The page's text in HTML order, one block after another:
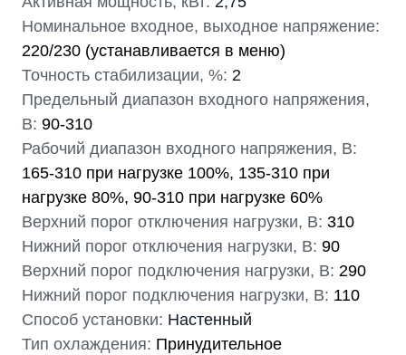
Номинальное входное, выходное напряжение:
220/230 (устанавливается в меню)
Точность стабилизации, %: 2
Предельный диапазон входного напряжения,
В: 90-310
Рабочий диапазон входного напряжения, В:
165-310 при нагрузке 100%, 135-310 при
нагрузке 80%, 90-310 при нагрузке 60%
Верхний порог отключения нагрузки, В: 310
Нижний порог отключения нагрузки, В: 90
Верхний порог подключения нагрузки, В: 290
Нижний порог подключения нагрузки, В: 110
Способ установки: Настенный
Тип охлаждения: Принудительное